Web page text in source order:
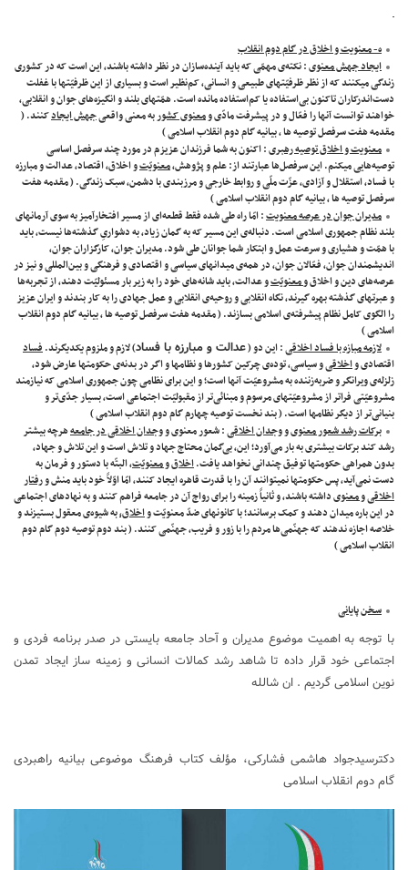
ه- معنویت و اخلاق در گام دوم انقلاب
ایجاد جهش معنوی: نکته‌ی مهمّی که باید آینده‌سازان در نظر داشته باشند، این است که در کشوری
زندگی میکنند که از نظر ظرفیّتهای طبیعی و انسانی، کم‌نظیر است و بسیاری از این ظرفیّتها با غفلت
دست‌اندرکاران تاکنون بی‌استفاده یا کم‌استفاده مانده است. همّتهای بلند و انگیزه‌های جوان و انقلابی،
خواهند توانست آنها را فعّال و در پیشرفت مادّی ومعنوی کشوربه معنی واقعیجهش ایجادکنند. (
مقدمه هفت سرفصل توصیه ها ، بیانیه گام دوم انقلاب اسلامی )
معنویت و اخلاق توصیه رهبری: اکنون به شما فرزندان عزیزم در مورد چند سرفصل اساسی
توصیه‌هایی میکنم. این سرفصل‌ها عبارتند از: علم و پژوهش،معنویّتو اخلاق، اقتصاد، عدالت و مبارزه
با فساد، استقلال و آزادی، عزّت ملّی و روابط خارجی و مرزبندی با دشمن، سبک زندگی. ( مقدمه هفت
سرفصل توصیه ها ، بیانیه گام دوم انقلاب اسلامی )
مدیران جوان در عرصه معنویت: امّا راه طی شده فقط قطعه‌ای از مسیر افتخارآمیز به سوی آرمانهای
بلند نظام جمهوری اسلامی است. دنباله‌ی این مسیر که به گمان زیاد، به دشواریِ گذشته‌ها نیست، باید
با همّت و هشیاری و سرعت عمل و ابتکار شما جوانان طی شود. مدیران جوان، کارگزاران جوان،
اندیشمندان جوان، فعّالان جوان، در همه‌ی میدانهای سیاسی و اقتصادی و فرهنگی و بین‌المللی و نیز در
عرصه‌های دین و اخلاق ومعنویّتو عدالت، باید شانه‌های خود را به زیر بار مسئولیّت دهند، از تجربه‌ها
و عبرتهای گذشته بهره گیرند، نگاه انقلابی و روحیه‌ی انقلابی و عمل جهادی را به کار بندند و ایران عزیز
را الگوی کامل نظام پیشرفته‌ی اسلامی بسازند. ( مقدمه هفت سرفصل توصیه ها ، بیانیه گام دوم انقلاب
اسلامی )
لازمه مبازه با فساد اخلاقی: این دو (عدالت و مبارزه با فساد) لازم و ملزوم یکدیگرند.فساد
اقتصادی واخلاقیو سیاسی، توده‌ی چرکین کشورها و نظامها و اگر در بدنه‌ی حکومتها عارض شود،
زلزله‌ی ویرانگر و ضربه‌زننده به مشروعیّت آنها است؛ و این برای نظامی چون جمهوری اسلامی که نیازمند
مشروعیّتی فراتر از مشروعیّتهای مرسوم و مبنائی‌تر از مقبولیّت اجتماعی است، بسیار جدّی‌تر و
بنیانی‌تر از دیگر نظامها است. ( بند نخست توصیه چهارم گام دوم انقلاب اسلامی )
برکات رشد شعور معنوی و وجدان اخلاقی: شعور معنوی ووجدان اخلاقی در جامعههرچه بیشتر
رشد کند برکات بیشتری به بار می‌آورد؛ این، بی‌گمان محتاج جهاد و تلاش است و این تلاش و جهاد،
بدون همراهی حکومتها توفیق چندانی نخواهد یافت.اخلاق و معنویّت، البتّه با دستور و فرمان به
دست نمی‌آید، پس حکومتها نمیتوانند آن را با قدرت قاهره ایجاد کنند، امّا اوّلاً خود باید منش ورفتار
اخلاقی و معنویداشته باشند، و ثانیاً زمینه‌ را برای رواج آن در جامعه فراهم کنند و به نهادهای اجتماعی
در این باره میدان دهند و کمک برسانند؛ با کانونهای ضدّ معنویّت واخلاق،به شیوه‌ی معقول بستیزند و
خلاصه اجازه ندهند که جهنّمی‌ها مردم را با زور و فریب، جهنّمی کنند. ( بند دوم توصیه دوم گام دوم
انقلاب اسلامی )
سخن پایانی
با توجه به اهمیت موضوع مدیران و آحاد جامعه بایستی در صدر برنامه فردی و
اجتماعی خود قرار داده تا شاهد رشد کمالات انسانی و زمینه ساز ایجاد تمدن
نوین اسلامی گردیم . ان شالله
دکترسیدجواد هاشمی فشارکی، مؤلف کتاب فرهنگ موضوعی بیانیه راهبردی
گام دوم انقلاب اسلامی